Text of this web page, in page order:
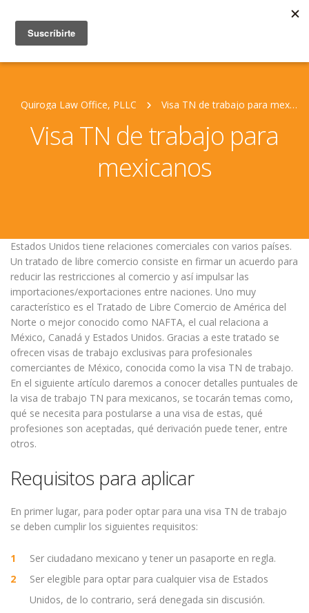
Quiroga Law Office, PLLC Visa TN de trabajo para mexicanos
Visa TN de trabajo para
mexicanos
Estados Unidos tiene relaciones comerciales con varios países.
Un tratado de libre comercio consiste en firmar un acuerdo para
reducir las restricciones al comercio y así impulsar las
importaciones/exportaciones entre naciones. Uno muy
característico es el Tratado de Libre Comercio de América del
Norte o mejor conocido como NAFTA, el cual relaciona a
México, Canadá y Estados Unidos. Gracias a este tratado se
ofrecen visas de trabajo exclusivas para profesionales
comerciantes de México, conocida como la visa TN de trabajo.
En el siguiente artículo daremos a conocer detalles puntuales de
la visa de trabajo TN para mexicanos, se tocarán temas como,
qué se necesita para postularse a una visa de estas, qué
profesiones son aceptadas, qué derivación puede tener, entre
otros.
Requisitos para aplicar
En primer lugar, para poder optar para una visa TN de trabajo
se deben cumplir los siguientes requisitos:
Ser ciudadano mexicano y tener un pasaporte en regla.
Ser elegible para optar para cualquier visa de Estados
Unidos, de lo contrario, será denegada sin discusión.